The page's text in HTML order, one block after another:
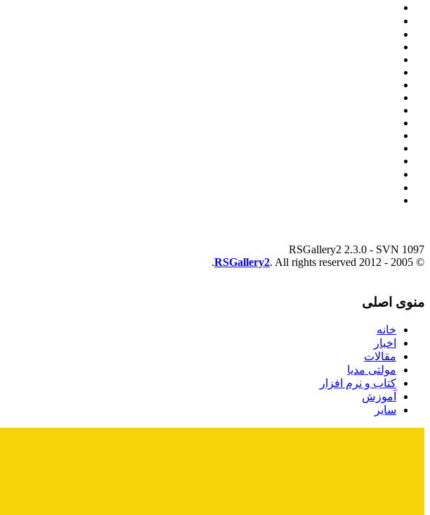
RSGallery2 2.3.0 - SVN 1097
© 2005 - 2012
RSGallery2. All rights reserved.
منوی اصلی
خانه
اخبار
مقالات
مولتی مدیا
کتاب و نرم افزار
آموزش
سایر